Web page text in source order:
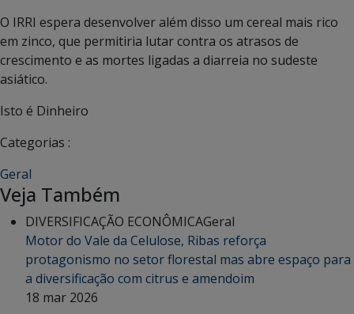
O IRRI espera desenvolver além disso um cereal mais rico
em zinco, que permitiria lutar contra os atrasos de
crescimento e as mortes ligadas a diarreia no sudeste
asiático.
Isto é Dinheiro
Categorias :
Geral
Veja Também
DIVERSIFICAÇÃO ECONÔMICAGeral
Motor do Vale da Celulose, Ribas reforça
protagonismo no setor florestal mas abre espaço para
a diversificação com citrus e amendoim
18 mar 2026